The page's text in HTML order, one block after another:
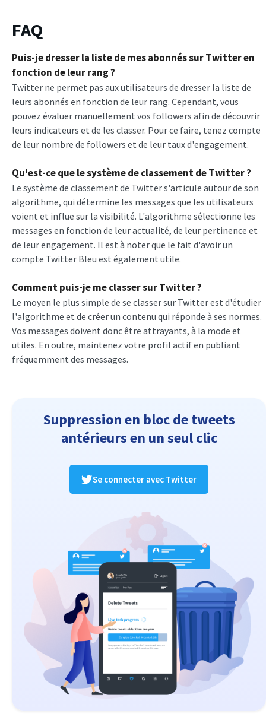
FAQ
Puis-je dresser la liste de mes abonnés sur Twitter en
fonction de leur rang ?
Twitter ne permet pas aux utilisateurs de dresser la liste de
leurs abonnés en fonction de leur rang. Cependant, vous
pouvez évaluer manuellement vos followers afin de découvrir
leurs indicateurs et de les classer. Pour ce faire, tenez compte
de leur nombre de followers et de leur taux d'engagement.
Qu'est-ce que le système de classement de Twitter ?
Le système de classement de Twitter s'articule autour de son
algorithme, qui détermine les messages que les utilisateurs
voient et influe sur la visibilité. L'algorithme sélectionne les
messages en fonction de leur actualité, de leur pertinence et
de leur engagement. Il est à noter que le fait d'avoir un
compte Twitter Bleu est également utile.
Comment puis-je me classer sur Twitter ?
Le moyen le plus simple de se classer sur Twitter est d'étudier
l'algorithme et de créer un contenu qui réponde à ses normes.
Vos messages doivent donc être attrayants, à la mode et
utiles. En outre, maintenez votre profil actif en publiant
fréquemment des messages.
Suppression en bloc de tweets
antérieurs en un seul clic
Se connecter avec Twitter